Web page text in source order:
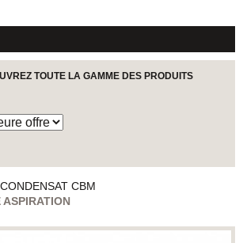
TOUTE LA GAMME DES PRODUITS
CBM